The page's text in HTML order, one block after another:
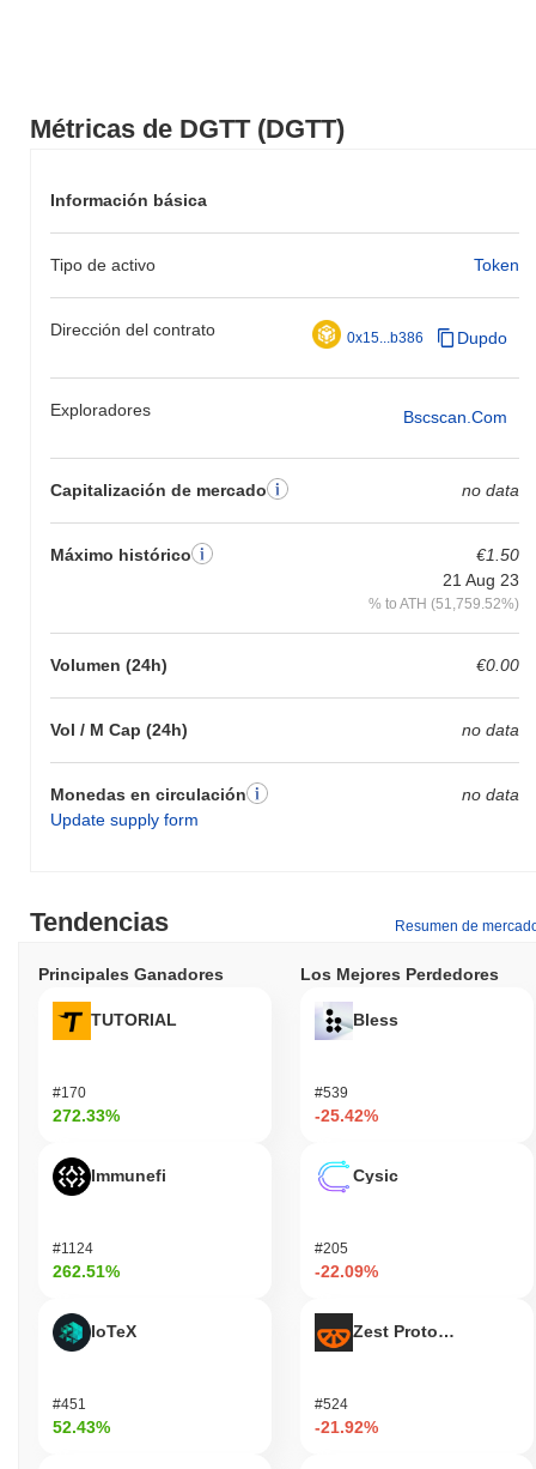
Métricas de DGTT (DGTT)
Información básica
Tipo de activo Token
Dirección del contrato 0x15...b386 Dupdo
Exploradores Bscscan.com
Capitalización de mercado no data
Máximo histórico
€1.50
21 Aug 23
% to ATH (51,759.52%)
Volumen (24h) €0.00
Vol / M Cap (24h) no data
Monedas en circulación
Update supply form
no data
Tendencias Resumen de
Principales Ganadores
TUTORIAL
#170
272.33%
Immunefi
#1124
262.51%
IoTeX
#451
52.43%
Los Mejores Perdedores
Bless
#539
-25.42%
Cysic
#205
-22.09%
Zest Protocol
#524
-21.92%